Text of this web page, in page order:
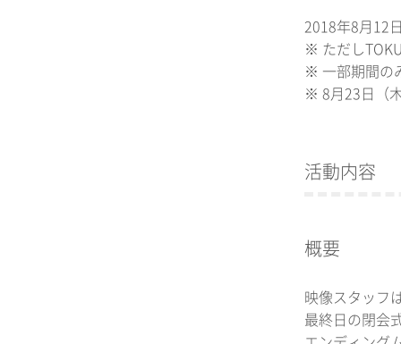
2018年8月12
※ ただし
※ 一部期間の
※ 8月23日（
活動内容
概要
映像スタッフ
最終日の閉会